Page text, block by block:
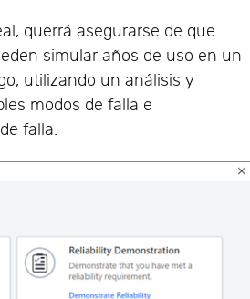
querrá asegurarse de que
simular años de uso en un
utilizando un análisis y
modos de falla e
falla.